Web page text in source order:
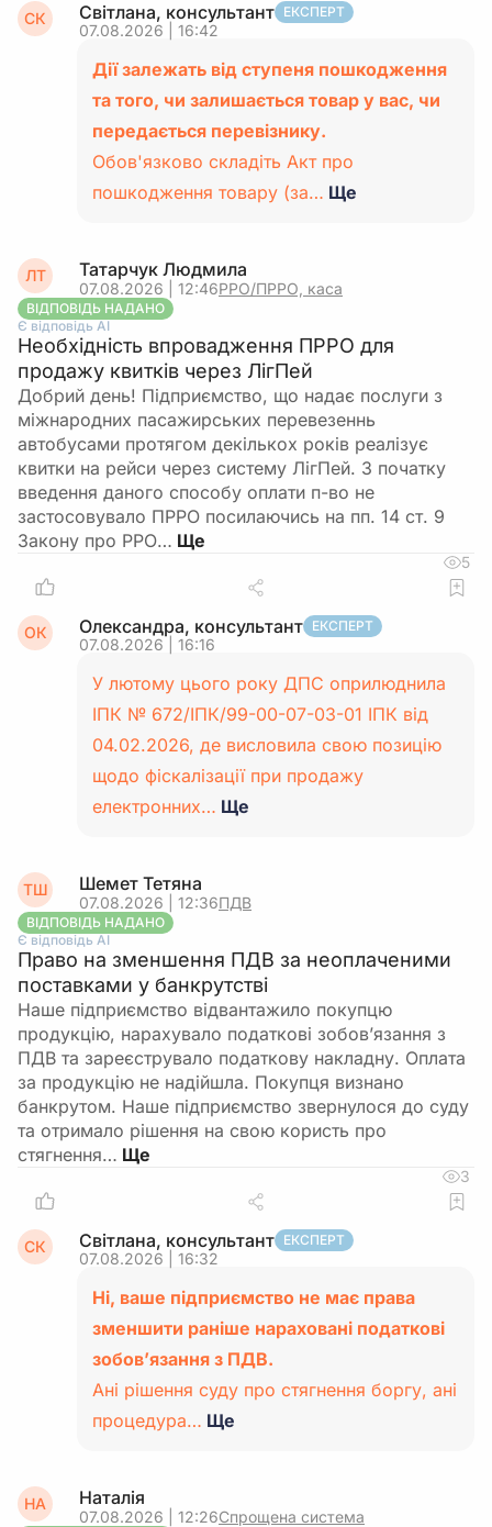
СК Світлана, консультант ЕКСПЕРТ
07.08.2026 | 16:42
Дії залежать від ступеня пошкодження
та того, чи залишається товар у вас, чи
передається перевізнику.
Обов'язково складіть Акт про
пошкодження товару (за… Ще
ЛТ Татарчук Людмила
07.08.2026 | 12:46РРО/ПРРО, каса
ВІДПОВІДЬ НАДАНО
Є відповідь АІ
Необхідність впровадження ПРРО для
продажу квитків через ЛігПей
Добрий день! Підприємство, що надає послуги з
міжнародних пасажирських перевезеннь
автобусами протягом декількох років реалізує
квитки на рейси через систему ЛігПей. З початку
введення даного способу оплати п-во не
застосовувало ПРРО посилаючись на пп. 14 ст. 9
Закону про РРО…
5
ОК Олександра, консультант ЕКСПЕРТ
07.08.2026 | 16:16
У лютому цього року ДПС оприлюднила
ІПК № 672/ІПК/99-00-07-03-01 ІПК від
04.02.2026, де висловила свою позицію
щодо фіскалізації при продажу
електронних… Ще
ТШ Шемет Тетяна
07.08.2026 | 12:36ПДВ
ВІДПОВІДЬ НАДАНО
Є відповідь АІ
Право на зменшення ПДВ за неоплаченими
поставками у банкрутстві
Наше підприємство відвантажило покупцю
продукцію, нарахувало податкові зобов’язання з
ПДВ та зареєструвало податкову накладну. Оплата
за продукцію не надійшла. Покупця визнано
банкрутом. Наше підприємство звернулося до суду
та отримало рішення на свою користь про
стягнення…
3
СК Світлана, консультант ЕКСПЕРТ
07.08.2026 | 16:32
Ні, ваше підприємство не має права
зменшити раніше нараховані податкові
зобов’язання з ПДВ.
Ані рішення суду про стягнення боргу, ані
процедура… Ще
НА Наталія
07.08.2026 | 12:26Спрощена система